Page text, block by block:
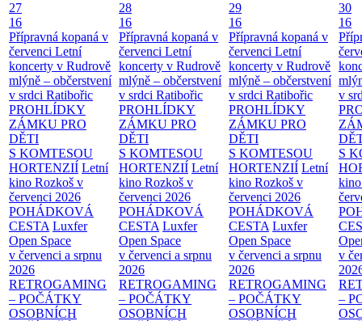
27
16
Přípravná kopaná v
červenci Letní
koncerty v Rudrově
mlýně – občerstvení
v srdci Ratibořic
PROHLÍDKY
ZÁMKU PRO
DĚTI
S KOMTESOU
HORTENZIÍ Letní
kino Rozkoš v
červenci 2026
POHÁDKOVÁ
CESTA Luxfer
Open Space
v červenci a srpnu
2026
RETROGAMING
– POČÁTKY
OSOBNÍCH
28
16
Přípravná kopaná v
červenci Letní
koncerty v Rudrově
mlýně – občerstvení
v srdci Ratibořic
PROHLÍDKY
ZÁMKU PRO
DĚTI
S KOMTESOU
HORTENZIÍ Letní
kino Rozkoš v
červenci 2026
POHÁDKOVÁ
CESTA Luxfer
Open Space
v červenci a srpnu
2026
RETROGAMING
– POČÁTKY
OSOBNÍCH
29
16
Přípravná kopaná v
červenci Letní
koncerty v Rudrově
mlýně – občerstvení
v srdci Ratibořic
PROHLÍDKY
ZÁMKU PRO
DĚTI
S KOMTESOU
HORTENZIÍ Letní
kino Rozkoš v
červenci 2026
POHÁDKOVÁ
CESTA Luxfer
Open Space
v červenci a srpnu
2026
RETROGAMING
– POČÁTKY
OSOBNÍCH
30
16
v
S
v
–